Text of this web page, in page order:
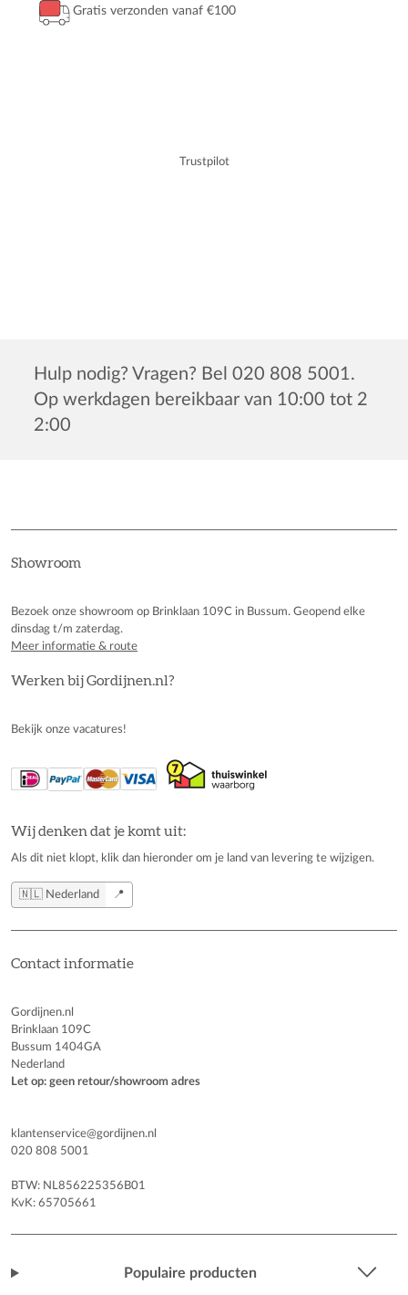
Gratis verzonden vanaf €100
Trustpilot
Hulp nodig? Vragen? Bel 020 808 5001.
Op werkdagen bereikbaar van 10:00 tot 2
2:00
Showroom
Bezoek onze showroom op Brinklaan 109C in Bussum. Geopend elke
dinsdag t/m zaterdag.
Meer informatie & route
Werken bij Gordijnen.nl?
Bekijk onze vacatures!
Wij denken dat je komt uit:
Als dit niet klopt, klik dan hieronder om je land van levering te wijzigen.
🇳🇱 Nederland 📍
Contact informatie
Gordijnen.nl
Brinklaan 109C
Bussum 1404GA
Nederland
Let op: geen retour/showroom adres
klantenservice@gordijnen.nl
020 808 5001
BTW: NL856225356B01
KvK: 65705661
Populaire producten